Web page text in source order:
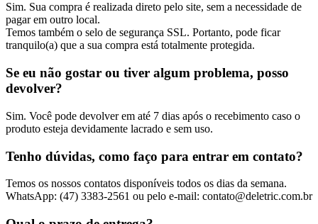
Sim. Sua compra é realizada direto pelo site, sem a necessidade de
pagar em outro local.
Temos também o selo de segurança SSL. Portanto, pode ficar
tranquilo(a) que a sua compra está totalmente protegida.
Se eu não gostar ou tiver algum problema, posso
devolver?
Sim. Você pode devolver em até 7 dias após o recebimento caso o
produto esteja devidamente lacrado e sem uso.
Tenho dúvidas, como faço para entrar em contato?
Temos os nossos contatos disponíveis todos os dias da semana.
WhatsApp: (47) 3383-2561 ou pelo e-mail: contato@deletric.com.br